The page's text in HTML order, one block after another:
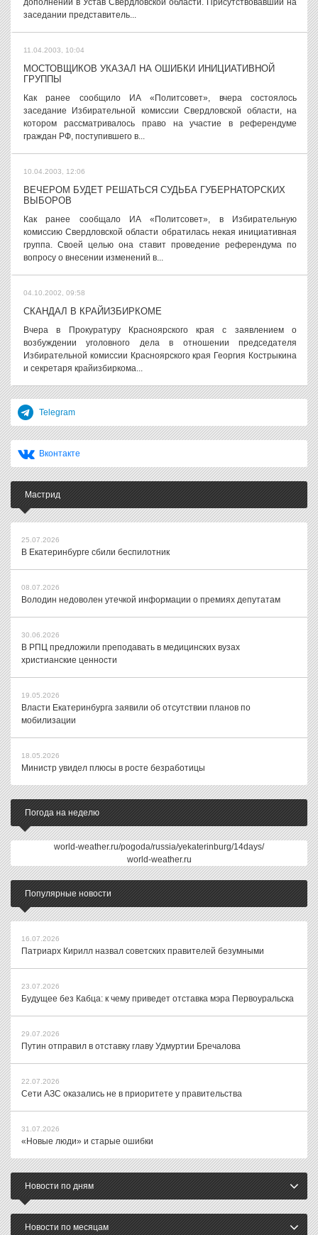
дополнений в Устав Свердловской области. Присутствовавший на
заседании представитель...
11.04.2003, 10:04
МОСТОВЩИКОВ УКАЗАЛ НА ОШИБКИ ИНИЦИАТИВНОЙ
ГРУППЫ
Как ранее сообщило ИА «Политсовет», вчера состоялось
заседание Избирательной комиссии Свердловской области, на
котором рассматривалось право на участие в референдуме
граждан РФ, поступившего в...
10.04.2003, 12:06
ВЕЧЕРОМ БУДЕТ РЕШАТЬСЯ СУДЬБА ГУБЕРНАТОРСКИХ
ВЫБОРОВ
Как ранее сообщало ИА «Политсовет», в Избирательную
комиссию Свердловской области обратилась некая инициативная
группа. Своей целью она ставит проведение референдума по
вопросу о внесении изменений в...
04.10.2002, 09:58
СКАНДАЛ В КРАЙИЗБИРКОМЕ
Вчера в Прокуратуру Красноярского края с заявлением о
возбуждении уголовного дела в отношении председателя
Избирательной комиссии Красноярского края Георгия Кострыкина
и секретаря крайизбиркома...
Telegram
Вконтакте
Мастрид
25.07.2026
В Екатеринбурге сбили беспилотник
08.07.2026
Володин недоволен утечкой информации о премиях депутатам
30.06.2026
В РПЦ предложили преподавать в медицинских вузах
христианские ценности
19.05.2026
Власти Екатеринбурга заявили об отсутствии планов по
мобилизации
18.05.2026
Министр увидел плюсы в росте безработицы
Погода на неделю
world-weather.ru/pogoda/russia/yekaterinburg/14days/
world-weather.ru
Популярные новости
16.07.2026
Патриарх Кирилл назвал советских правителей безумными
23.07.2026
Будущее без Кабца: к чему приведет отставка мэра Первоуральска
29.07.2026
Путин отправил в отставку главу Удмуртии Бречалова
22.07.2026
Сети АЗС оказались не в приоритете у правительства
31.07.2026
«Новые люди» и старые ошибки
Новости по дням
Новости по месяцам